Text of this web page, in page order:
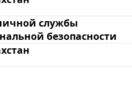
службы
безопасности